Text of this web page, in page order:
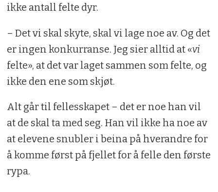
ikke antall felte dyr.
– Det vi skal skyte, skal vi lage noe av. Og det
er ingen konkurranse. Jeg sier alltid at «vi
felte», at det var laget sammen som felte, og
ikke den ene som skjøt.
Alt går til fellesskapet – det er noe han vil
at de skal ta med seg. Han vil ikke ha noe av
at elevene snubler i beina på hverandre for
å komme først på fjellet for å felle den første
rypa.